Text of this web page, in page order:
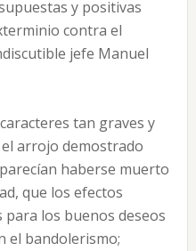
y positivas
contra el
jefe Manuel
tan graves y
arrojo demostrado
haberse muerto
que los efectos
los buenos deseos
el bandolerismo;